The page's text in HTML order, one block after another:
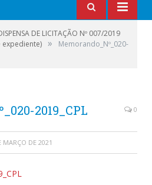
DE LICITAÇÃO Nº 007/2019
expediente) »
Memorando_Nº_020-
2019_CPL 0
MARÇO DE 2021